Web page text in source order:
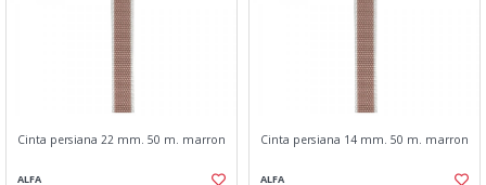
Cinta persiana 22 mm. 50 m. marron
ALFA
Cinta persiana 14 mm. 50 m. marron
ALFA